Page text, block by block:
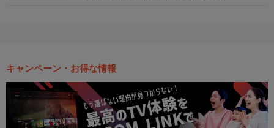
キャンペーン・お得な情報